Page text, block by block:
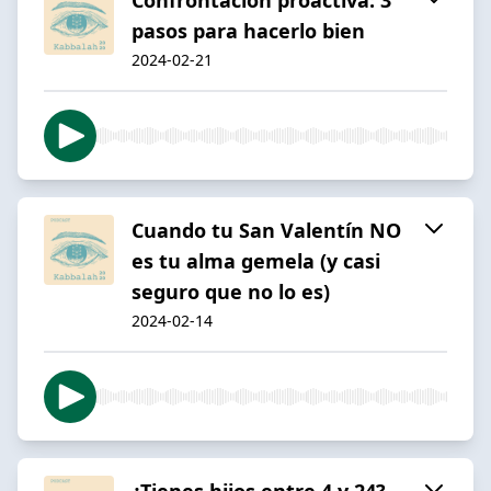
pasos para hacerlo bien
2024-02-21
Cuando tu San Valentín NO
es tu alma gemela (y casi
seguro que no lo es)
2024-02-14